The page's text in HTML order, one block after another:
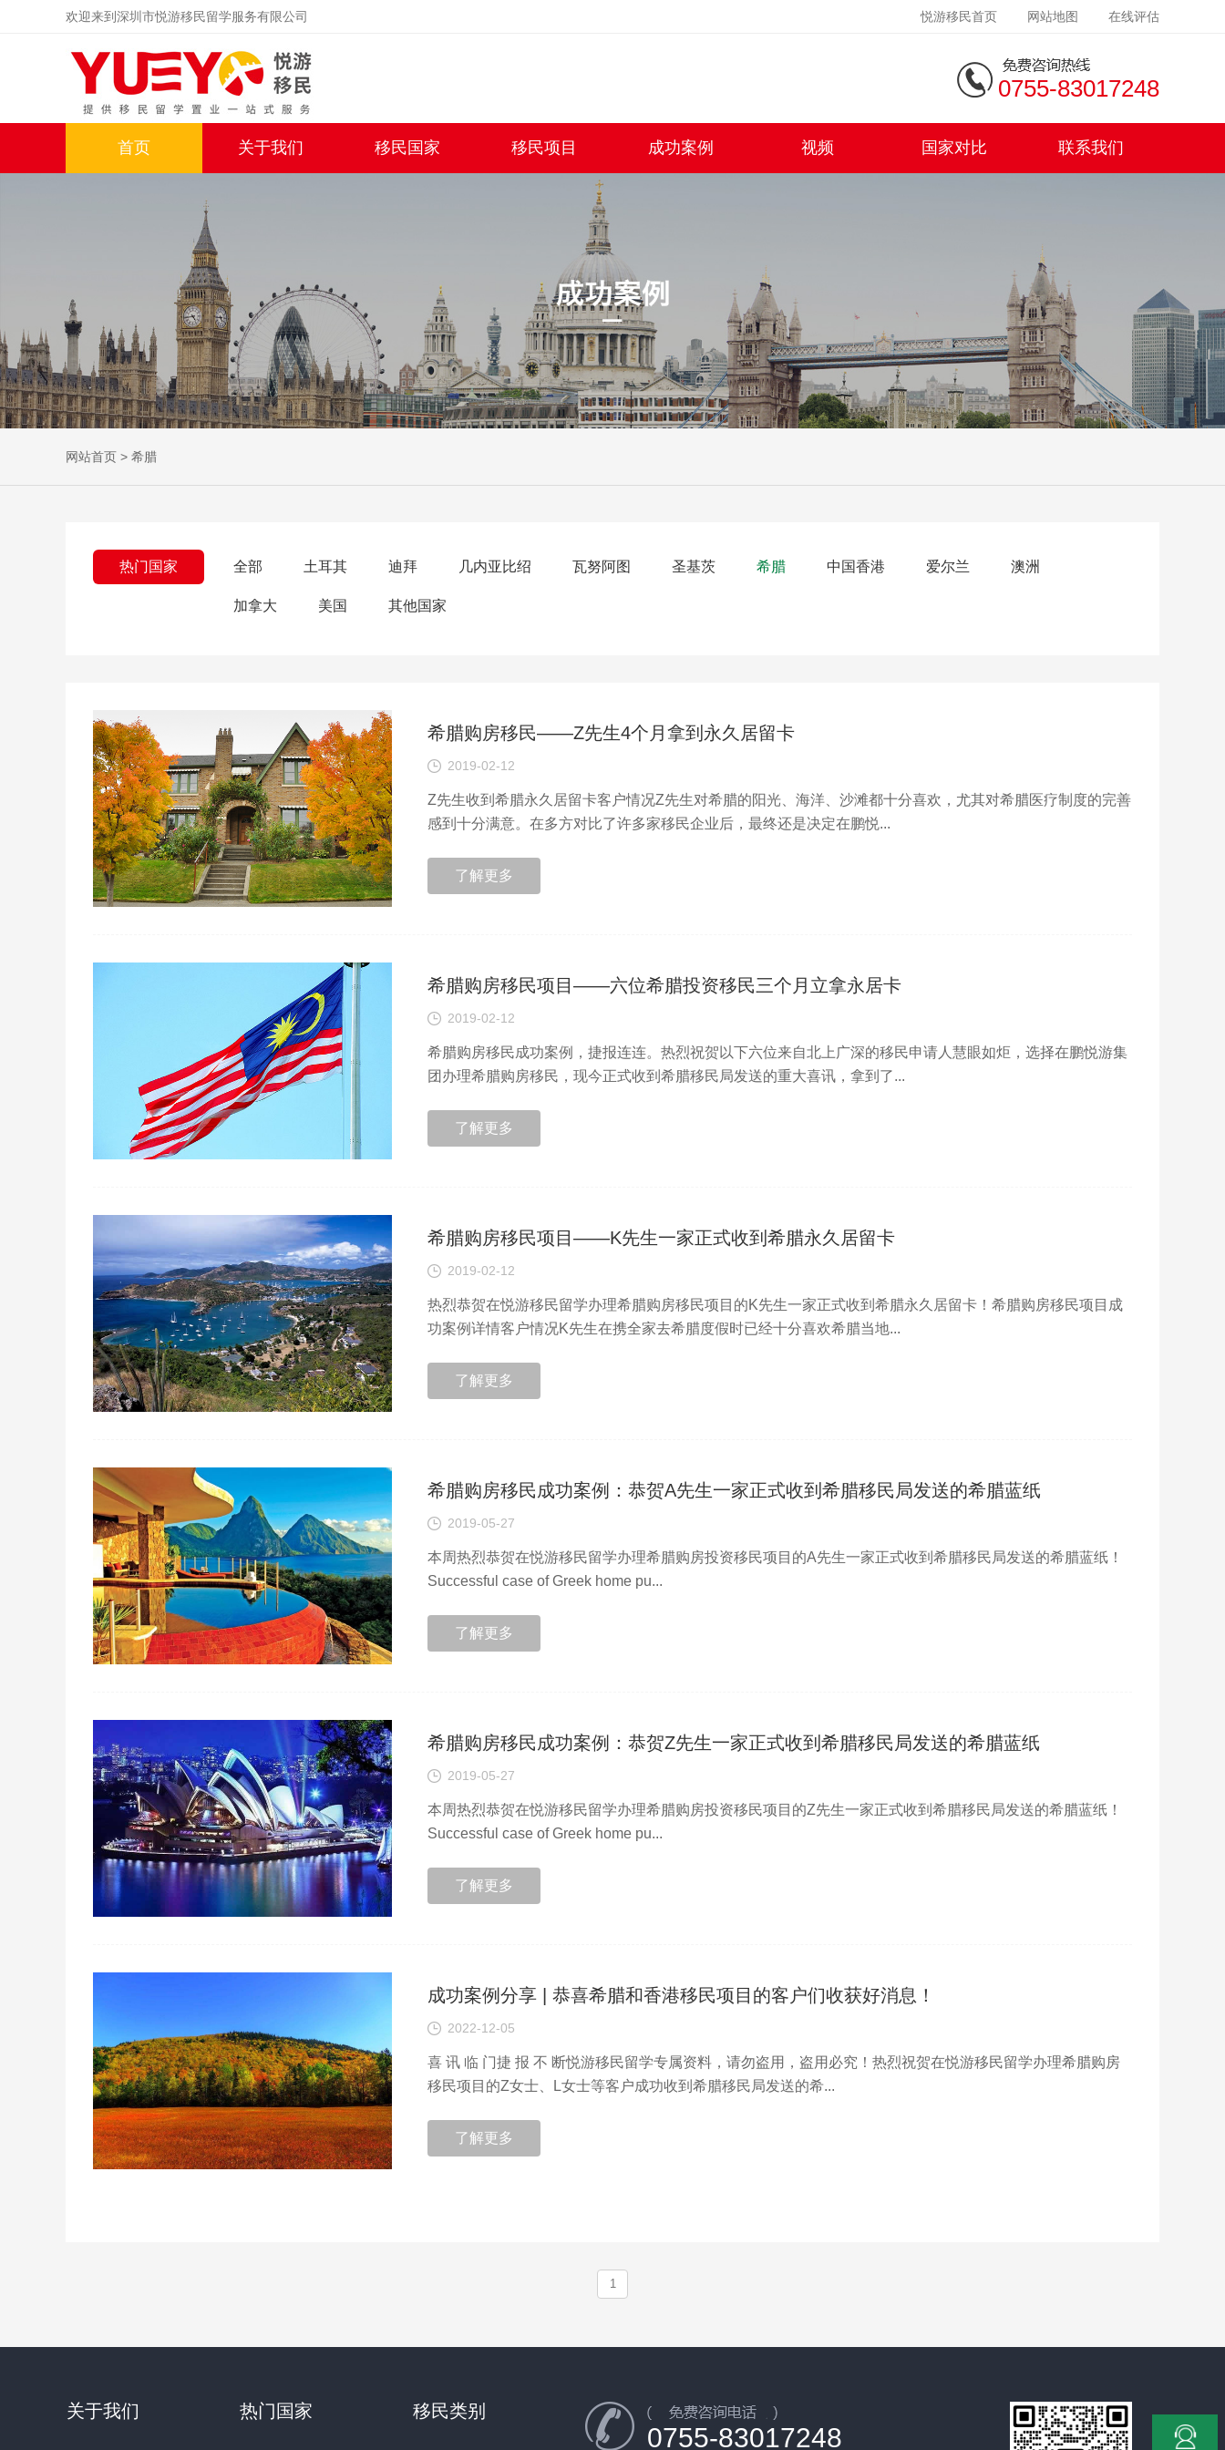
欢迎来到深圳市悦游移民留学服务有限公司 悦游移民首页 网站地图 在线评估
0755-83017248
首页 关于我们 移民国家 移民项目 成功案例 视频 国家对比 联系我们
网站首页 > 希腊
热门国家 全部 土耳其 迪拜 几内亚比绍 瓦努阿图 圣基茨 希腊 中国香港 爱尔兰 澳洲
加拿大 美国 其他国家
希腊购房移民——Z先生4个月拿到永久居留卡
2019-02-12
Z先生收到希腊永久居留卡客户情况Z先生对希腊的阳光、海洋、沙滩都十分喜欢，尤其对希腊医疗制度的完善
感到十分满意。在多方对比了许多家移民企业后，最终还是决定在鹏悦...
了解更多
希腊购房移民项目——六位希腊投资移民三个月立拿永居卡
2019-02-12
希腊购房移民成功案例，捷报连连。热烈祝贺以下六位来自北上广深的移民申请人慧眼如炬，选择在鹏悦游集
团办理希腊购房移民，现今正式收到希腊移民局发送的重大喜讯，拿到了...
了解更多
希腊购房移民项目——K先生一家正式收到希腊永久居留卡
2019-02-12
热烈恭贺在悦游移民留学办理希腊购房移民项目的K先生一家正式收到希腊永久居留卡！希腊购房移民项目成
功案例详情客户情况K先生在携全家去希腊度假时已经十分喜欢希腊当地...
了解更多
希腊购房移民成功案例：恭贺A先生一家正式收到希腊移民局发送的希腊蓝纸
2019-05-27
本周热烈恭贺在悦游移民留学办理希腊购房投资移民项目的A先生一家正式收到希腊移民局发送的希腊蓝纸！
Successful case of Greek home pu...
了解更多
希腊购房移民成功案例：恭贺Z先生一家正式收到希腊移民局发送的希腊蓝纸
2019-05-27
本周热烈恭贺在悦游移民留学办理希腊购房投资移民项目的Z先生一家正式收到希腊移民局发送的希腊蓝纸！
Successful case of Greek home pu...
了解更多
成功案例分享 | 恭喜希腊和香港移民项目的客户们收获好消息！
2022-12-05
喜 讯 临 门捷 报 不 断悦游移民留学专属资料，请勿盗用，盗用必究！热烈祝贺在悦游移民留学办理希腊购房
移民项目的Z女士、L女士等客户成功收到希腊移民局发送的希...
了解更多
1
关于我们 热门国家 移民类别
0755-83017248